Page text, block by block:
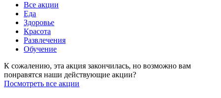
Все акции
Еда
Здоровье
Красота
Развлечения
Обучение
К сожалению, эта акция закончилась, но возможно вам
понравятся наши действующие акции?
Посмотреть все акции